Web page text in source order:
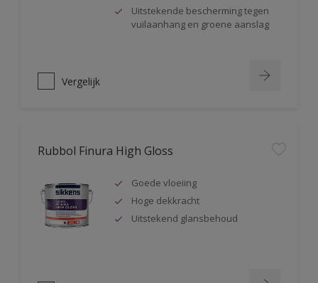
Uitstekende bescherming tegen
vuilaanhang en groene aanslag
Vergelijk
Rubbol Finura High Gloss
Goede vloeiing
Hoge dekkracht
Uitstekend glansbehoud